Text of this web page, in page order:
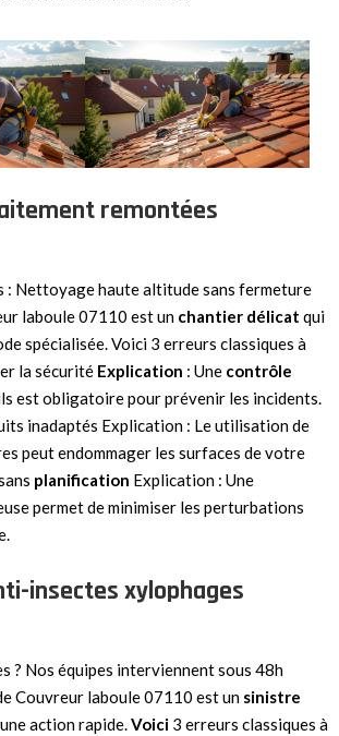
remontées
: Nettoyage haute altitude sans fermeture
laboule 07110 est un chantier délicat qui
spécialisée. Voici 3 erreurs classiques à
la sécurité Explication : Une contrôle
est obligatoire pour prévenir les incidents.
inadaptés Explication : Le utilisation de
peut endommager les surfaces de votre
planification Explication : Une
permet de minimiser les perturbations
insectes xylophages
? Nos équipes interviennent sous 48h
Couvreur laboule 07110 est un sinistre
action rapide.Voici 3 erreurs classiques à